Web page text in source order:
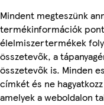
Mindent megteszünk
termékinformációk
élelmiszertermékek
összetevők, a
összetevők is. Minden
címkét és ne
amelyek a weboldalon